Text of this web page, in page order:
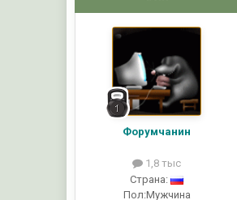
Форумчанин
1,8 тыс
Страна:
Пол:Мужчина